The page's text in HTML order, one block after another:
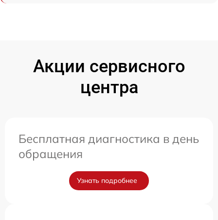
Акции сервисного
центра
Бесплатная диагностика в день
обращения
Узнать подробнее